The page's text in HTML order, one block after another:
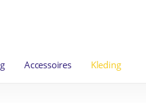
Accessoires Kleding